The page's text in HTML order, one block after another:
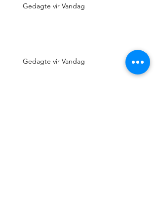
Gedagte vir Vandag
Gedagte vir Vandag